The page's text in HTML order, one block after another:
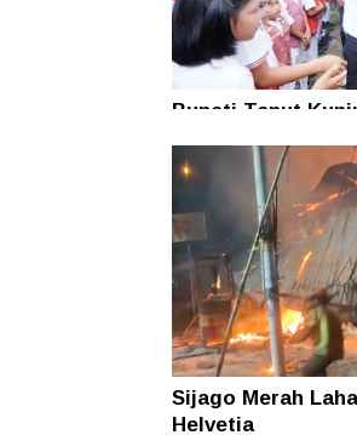
Bupati Taput
Kesejahteraan
Sijago Merah
Helvetia